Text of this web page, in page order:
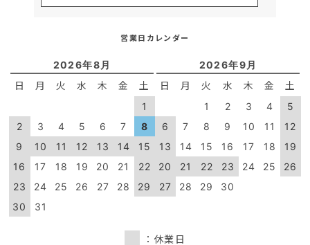
営業日カレンダー
2026年8月
日 月 火 水 木 金 土
1
2
3 4 5 6 7
8
9
10 11 12 13 14
15
16
17 18 19 20 21
22
23
24 25 26 27 28
29
30
31
2026年9月
日 月 火 水 木 金 土
1 2 3 4
5
6
7 8 9 10 11
12
13
14 15 16 17 18
19
20
21 22 23 24 25
26
27
28 29 30
：休業日